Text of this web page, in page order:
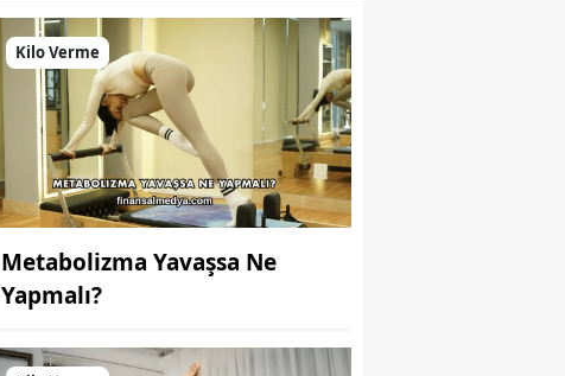
Kilo Verme
Metabolizma Yavaşsa Ne
Yapmalı?